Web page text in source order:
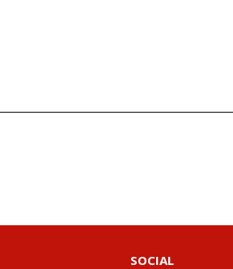
SOCIAL